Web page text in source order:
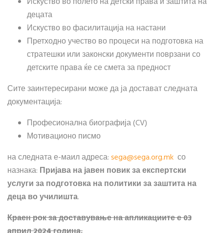
децата
Искуство во фасилитација на настани
Претходно учество во процеси на подготовка на
стратешки или законски документи поврзани со
детските права ќе се смета за предност
Сите заинтересирани може да ја достават следната
документација:
Професионална биографија (CV)
Мотивационо писмо
на следната е-маил адреса:sega​@​sega.org.mk со
назнака: Пријава на јавен повик за експертски
услуги за подготовка на политики за заштита на
деца во училишта.
Краен рок за доставување на апликациите е 03